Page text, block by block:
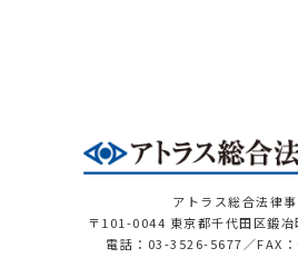
アトラス総合法律
〒101-0044 東京都千代田区鍛
電話：03-3526-5677／FAX